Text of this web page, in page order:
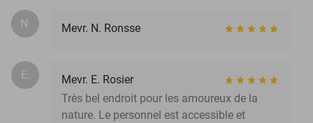
N. Mevr. N. Ronsse
E.
Mevr. E. Rosier
Très bel endroit pour les amoureux de la
nature. Le personnel est accessible et